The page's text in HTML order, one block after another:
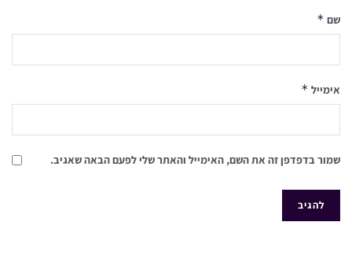
שם *
אימייל *
שמור בדפדפן זה את השם, האימייל והאתר שלי לפעם הבאה שאגיב.